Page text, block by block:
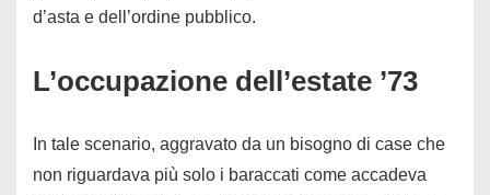
d’asta e dell’ordine pubblico.
L’occupazione dell’estate ’73
In tale scenario, aggravato da un bisogno di case che
non riguardava più solo i baraccati come accadeva